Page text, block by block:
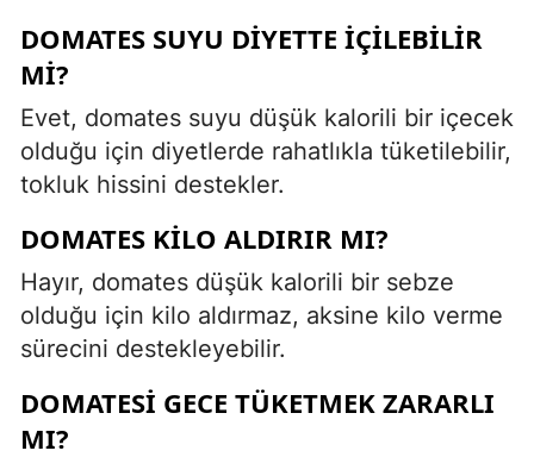
DOMATES SUYU DIYETTE İÇILEBILIR
MI?
Evet, domates suyu düşük kalorili bir içecek
olduğu için diyetlerde rahatlıkla tüketilebilir,
tokluk hissini destekler.
DOMATES KILO ALDIRIR MI?
Hayır, domates düşük kalorili bir sebze
olduğu için kilo aldırmaz, aksine kilo verme
sürecini destekleyebilir.
DOMATESI GECE TÜKETMEK ZARARLI
MI?